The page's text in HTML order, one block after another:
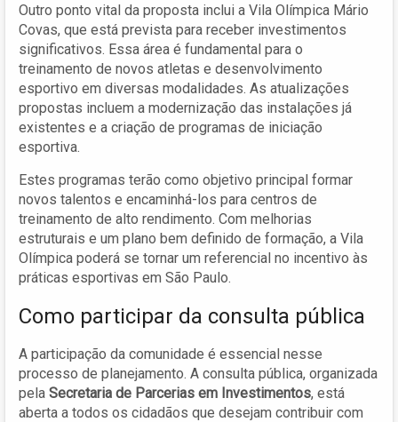
Outro ponto vital da proposta inclui a Vila Olímpica Mário
Covas, que está prevista para receber investimentos
significativos. Essa área é fundamental para o
treinamento de novos atletas e desenvolvimento
esportivo em diversas modalidades. As atualizações
propostas incluem a modernização das instalações já
existentes e a criação de programas de iniciação
esportiva.
Estes programas terão como objetivo principal formar
novos talentos e encaminhá-los para centros de
treinamento de alto rendimento. Com melhorias
estruturais e um plano bem definido de formação, a Vila
Olímpica poderá se tornar um referencial no incentivo às
práticas esportivas em São Paulo.
Como participar da consulta pública
A participação da comunidade é essencial nesse
processo de planejamento. A consulta pública, organizada
pela Secretaria de Parcerias em Investimentos, está
aberta a todos os cidadãos que desejam contribuir com